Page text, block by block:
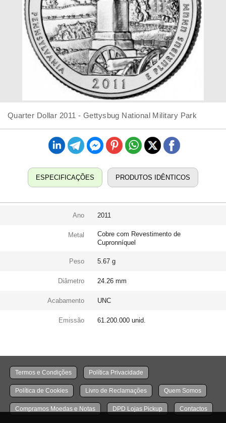
Quarter Dollar 2011 - Gettysbug National Military Park
ESPECIFICAÇÕES PRODUTOS IDÊNTICOS
Ano 2011
Metal
Cobre com Revestimento de
Cupronníquel
Peso 5.67 g
Diâmetro 24.26 mm
Acabamento UNC
Emissão 61.200.000 unid.
Termos e Condições Política Privacidade
Política de Cookies Livro de Reclamações Quem Somos
Compramos Moedas e Notas DPD Lojas Pickup Contactos